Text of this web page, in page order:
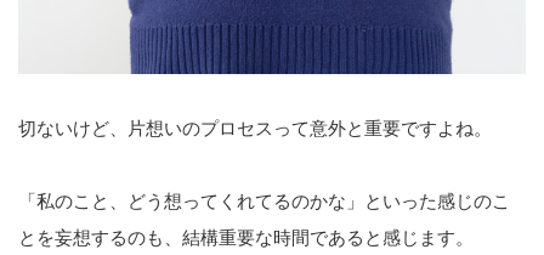
切ないけど、片想いのプロセスって意外と重要ですよね。
「私のこと、どう想ってくれてるのかな」といった感じのこ
とを妄想するのも、結構重要な時間であると感じます。